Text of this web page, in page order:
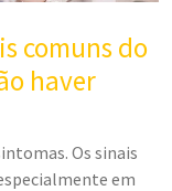
comuns do
haver
Os sinais
em